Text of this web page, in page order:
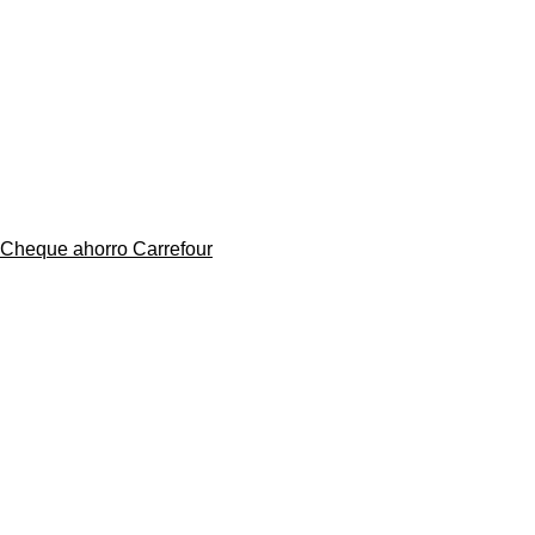
Cheque ahorro Carrefour